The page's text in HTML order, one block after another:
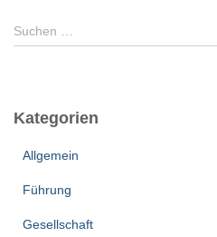
S
u
n
Suchen …
Kategorien
Allgemein
Führung
Gesellschaft